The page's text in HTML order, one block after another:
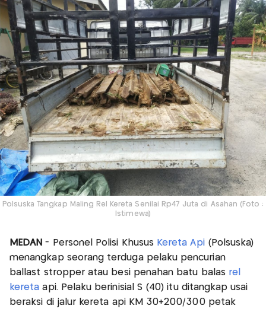
Polsuska Tangkap Maling Rel Kereta Senilai Rp47 Juta di Asahan (Foto :
Istimewa)
MEDAN- Personel Polisi Khusus Kereta Api(Polsuska)
menangkap seorang terduga pelaku pencurian
ballast stropper atau besi penahan batu balas rel
kereta api. Pelaku berinisial S (40) itu ditangkap usai
beraksi di jalur kereta api KM 30+200/300 petak